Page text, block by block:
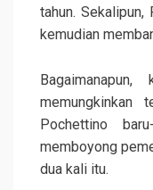
tahun.
kemudian
memungkinkan
Pochettino
memboyong
dua kali itu.